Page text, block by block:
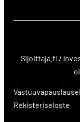
Sijoittaja.fi /
Rekisteriseloste